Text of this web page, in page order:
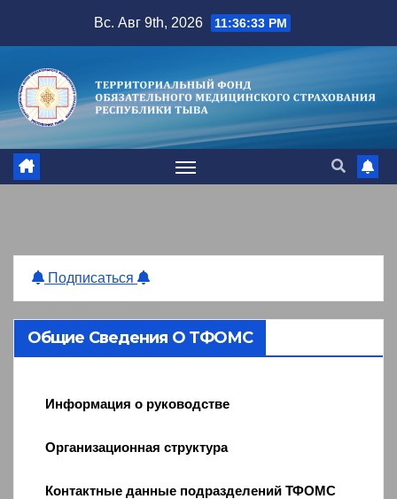
содержимому
Вс. Авг 9th, 2026 11:36:34 PM
Подписаться
Общие Сведения О ТФОМС
Информация о руководстве
Организационная структура
Контактные данные подразделений ТФОМС